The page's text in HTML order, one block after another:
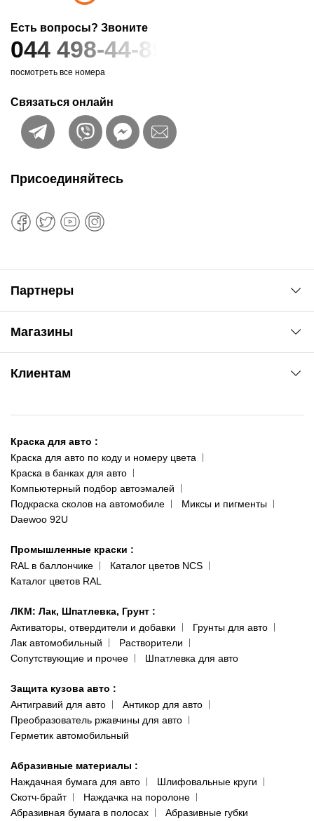
Есть вопросы? Звоните
044 498-44-89
посмотреть все номера
Связаться онлайн
Магазины
ул. Рабочая, 2-а
093 611-39-23
(ориентир: Интайм №40)
Одесса
пр-т Акад. Глушко, 29
066 554-97-70
Клиентам
Доставка и оплата
Сотрудничество
Наши публикации
Публичная оферта
Политика конфиденциальности
Присоединяйтесь
Партнеры
Сервис колористам
Краска для авто :
Краска для авто по коду и номеру цвета
Краска в банках для авто
Компьютерный подбор автоэмалей
Подкраска сколов на автомобиле
Миксы и пигменты
Daewoo 92U
Промышленные краски :
RAL в баллончике
Каталог цветов NCS
Каталог цветов RAL
ЛКМ: Лак, Шпатлевка, Грунт :
Активаторы, отвердители и добавки
Грунты для авто
Лак автомобильный
Растворители
Сопутствующие и прочее
Шпатлевка для авто
Защита кузова авто :
Антигравий для авто
Антикор для авто
Преобразователь ржавчины для авто
Герметик автомобильный
Абразивные материалы :
Наждачная бумага для авто
Шлифовальные круги
Скотч-брайт
Наждачка на поролоне
Абразивная бумага в полосах
Абразивные губки